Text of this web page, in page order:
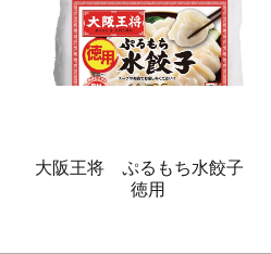
大阪王将 ぷるもち水餃子
徳用